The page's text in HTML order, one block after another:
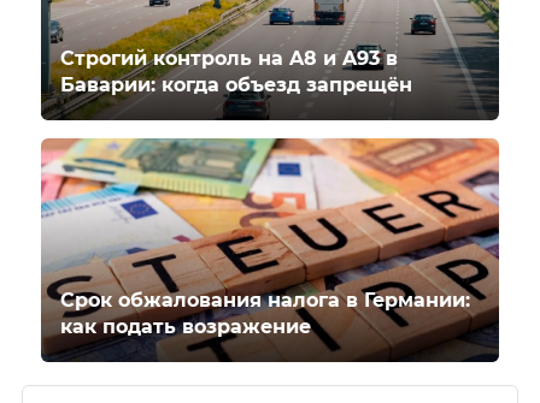
Строгий контроль на A8 и A93 в
Баварии: когда объезд запрещён
Срок обжалования налога в Германии:
как подать возражение